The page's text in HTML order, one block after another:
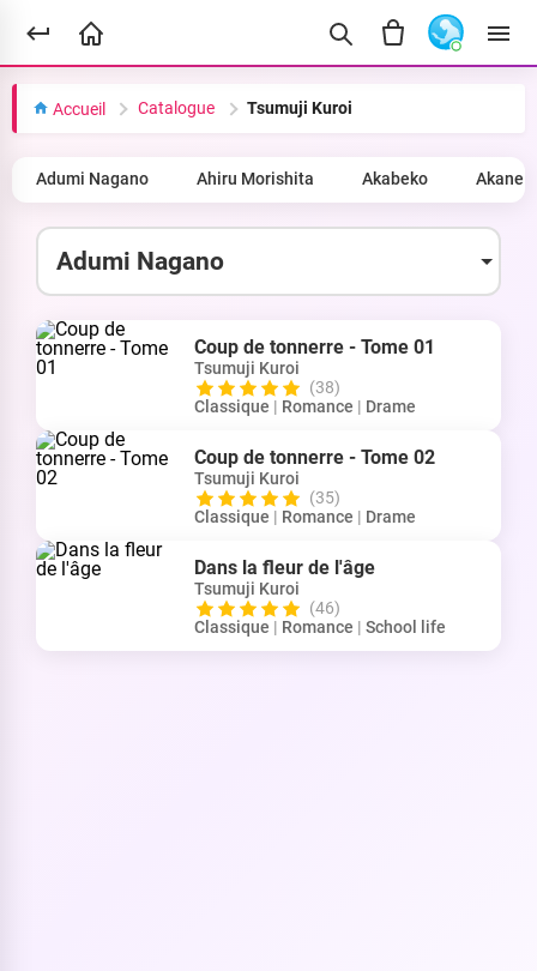
Accueil Catalogue Tsumuji Kuroi
Adumi Nagano Ahiru Morishita Akabeko Akane
Coup de tonnerre - Tome 01
Tsumuji Kuroi
(38)
Classique | Romance | Drame
Coup de tonnerre - Tome 02
Tsumuji Kuroi
(35)
Classique | Romance | Drame
Dans la fleur de l'âge
Tsumuji Kuroi
(46)
Classique | Romance | School life